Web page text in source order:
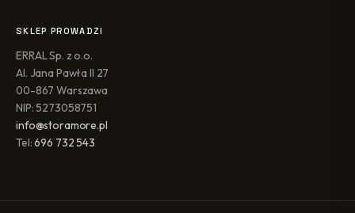
SKLEP PROWADZI
ERRAL Sp. z o.o.
Al. Jana Pawła II 27
00-867 Warszawa
NIP: 5273058751
info@storamore.pl
Tel:696 732 543